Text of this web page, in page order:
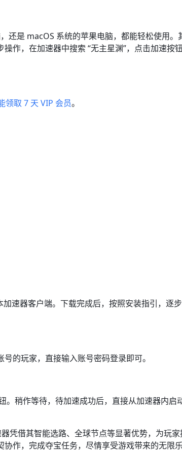
还是 macOS 系统的苹果电脑，都能轻松使用。
作，在加速器中搜索 “无主星渊”，点击加速按
领取 7 天 VIP 会员。
速器客户端。下载完成后，按照安装指引，逐
的玩家，直接输入账号密码登录即可。​
。稍作等待，待加速成功后，直接从加速器内启
凭借其智能选路、全球节点等显著优势，为玩
作，完成夺宝任务，尽情享受游戏带来的无限